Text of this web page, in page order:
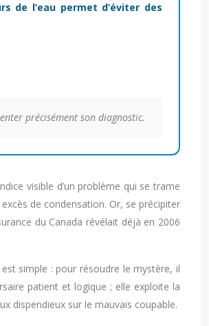
de l’eau permet d’éviter des
précisément son diagnostic.
visible d’un problème qui se trame
de condensation. Or, se précipiter
du Canada révélait déjà en 2006
simple : pour résoudre le mystère, il
patient et logique ; elle exploite la
dispendieux sur le mauvais coupable.